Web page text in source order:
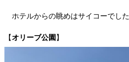
ホテルからの眺めはサイコーでした
【オリーブ公園 】